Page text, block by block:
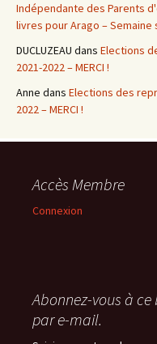
Indépendante des Parents
livres pour Arago – Semaine
DUCLUZEAU dans Elections
2021-2022 – MERCI !
Anne dans Elections des
2022 – MERCI !
Accès Membre
Connexion
Abonnez-vous à
par e-mail.